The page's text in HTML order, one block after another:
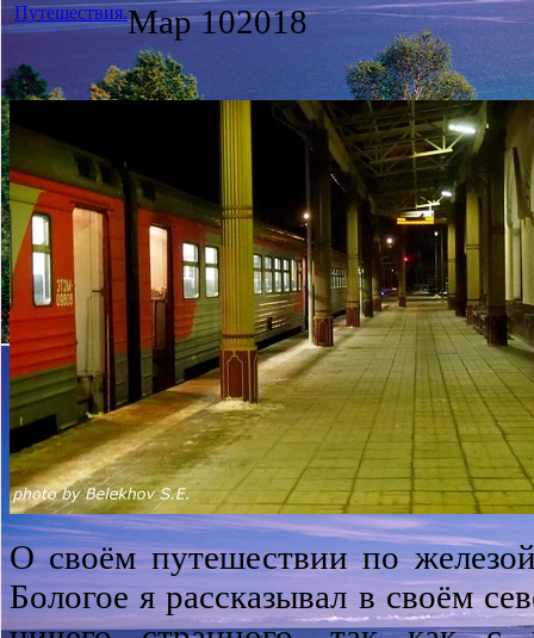
Путешествия.Мар 102018
О своём путешествии по
Бологое я рассказывал в своём